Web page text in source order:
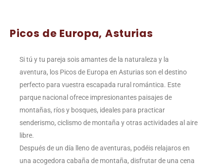
Picos de Europa, Asturias
Si tú y tu pareja sois amantes de la naturaleza y la
aventura, los Picos de Europa en Asturias son el destino
perfecto para vuestra escapada rural romántica. Este
parque nacional ofrece impresionantes paisajes de
montañas, ríos y bosques, ideales para practicar
senderismo, ciclismo de montaña y otras actividades al aire
libre.
Después de un día lleno de aventuras, podéis relajaros en
una acogedora cabaña de montaña, disfrutar de una cena